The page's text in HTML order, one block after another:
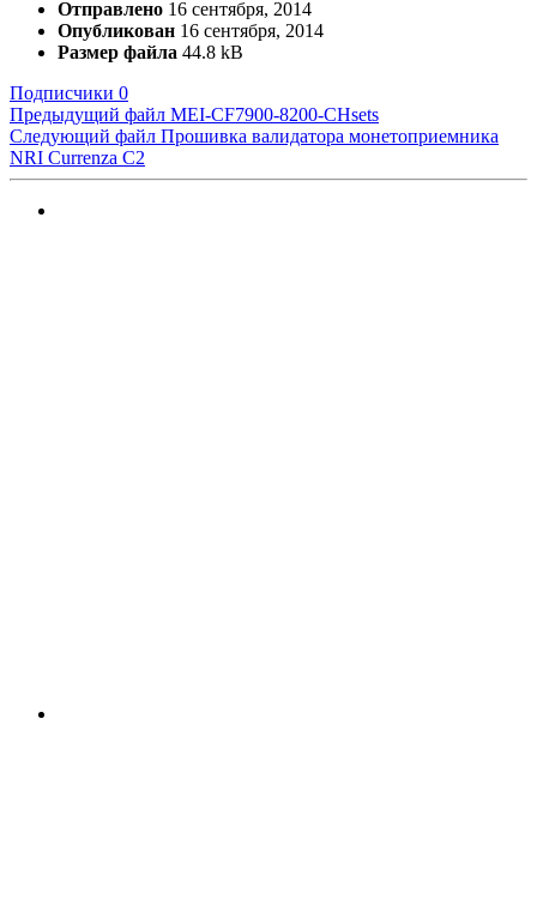
Отправлено 16 сентября, 2014
Опубликован 16 сентября, 2014
Размер файла 44.8 kB
Подписчики 0
Предыдущий файл MEI-CF7900-8200-CHsets
Следующий файл Прошивка валидатора монетоприемника
NRI Currenza C2